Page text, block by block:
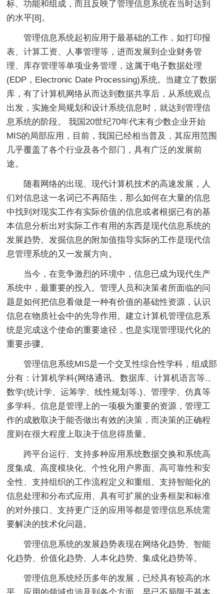
标、功能和组成，而且反映了管理信息系统在当时达到
的水平[8]。
管理信息系统起初应用于最基础的工作，如打印报
表、计算工资、人事管理等，进而发展到企业财务管
理、库存管理等单项业务管理，这属于电子数据处理
(EDP，Electronic Date Processing)系统。当建立了数据
库，有了计算机网络从而达到数据共享后，从系统观点
出发，实施全局规划和设计系统信息时，就达到管理信
息系统的阶段。 我国20世纪70年代末有少数企业开始
MIS的局部应用，目前，我国已经相当普及，其应用范围
几乎覆盖了各个行业及各个部门，具有广泛的发展前
途。
随着网络的出现、现代计算机技术的高速发展，人
们对信息这一名词已不再陌生，那么如何在大量的信息
中找到对现实工作有实际价值的信息或者根据已有的基
本信息分析出对实际工作有用的东西是现代信息系统的
发展趋势。发掘信息的附加值指导实际的工作是现代信
息管理系统的又一发展方向。
当今，在竞争激烈的环境中，信息已成为现代生产
系统中，最重要的投入。管理人员和决策者所面临的问
题是如何把信息看做是一种有价值的基础性资源，认识
信息在物质社会中的先导作用。建立计算机管理信息系
统是完成这个使命的重要途径，也是实现管理现代化的
重要步骤。
管理信息系统MIS是一个交叉性综合性学科，组成部
分有：计算机学科(网络通讯、数据库、计算机语言等.、
数学(统计学、运筹学、线性规划等.)、管理学、仿真等
多学科。信息是管理上的一项极为重要的资源，管理工
作的成败取决于能否做出有效的决策，而决策的正确程
度则在很大程度上取决于信息得质量。
跨平台运行、支持多种应用系统数据交换和系统高
度集成、高度模块化、个性化用户界面、高可靠性和安
全性、支持组织的工作流程定义和重组、支持智能化的
信息处理和分布式应用、具有可扩展的业务框架和标准
的对外接口、支持更广泛的应用等都是管理信息系统需
要解决的技术化问题。
管理信息系统的发展趋势表现在网络化趋势、智能
化趋势、价值化趋势、人本化趋势、集成化趋势等。
管理信息系统经历多年的发展，已经具有较高的水